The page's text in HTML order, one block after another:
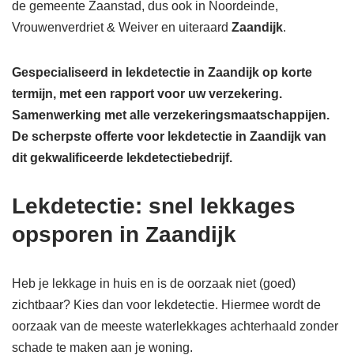
de gemeente Zaanstad, dus ook in Noordeinde,
Vrouwenverdriet & Weiver en uiteraard Zaandijk.
Gespecialiseerd in lekdetectie in Zaandijk op korte
termijn, met een rapport voor uw verzekering.
Samenwerking met alle verzekeringsmaatschappijen.
De scherpste offerte voor lekdetectie in Zaandijk van
dit gekwalificeerde lekdetectiebedrijf.
Lekdetectie: snel lekkages
opsporen in Zaandijk
Heb je lekkage in huis en is de oorzaak niet (goed)
zichtbaar? Kies dan voor lekdetectie. Hiermee wordt de
oorzaak van de meeste waterlekkages achterhaald zonder
schade te maken aan je woning.